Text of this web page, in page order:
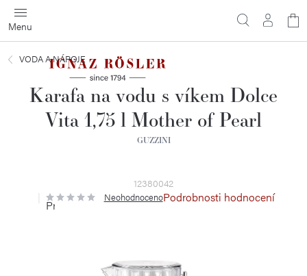
Přejít
na
obsah
VODA A NÁPOJE
Karafa na vodu s víkem Dolce
Vita 1,75 l Mother of Pearl
GUZZINI
12380042
Průměrné
hodnocení
NeohodnocenoPodrobnosti hodnocení